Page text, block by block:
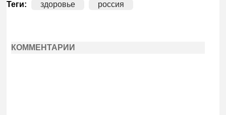
Теги: здоровье россия
КОММЕНТАРИИ